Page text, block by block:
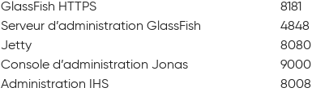
GlassFish HTTPS
8181
Serveur d’administration GlassFish
4848
Jetty
8080
Console d’administration Jonas
9000
Administration IHS
8008